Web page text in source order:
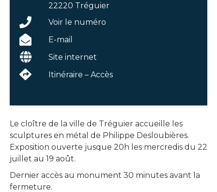
Le cloître de la ville de Tréguier accueille les
sculptures en métal de Philippe Desloubières.
Exposition ouverte jusque 20h les mercredis du 22
juillet au 19 août.
Dernier accès au monument 30 minutes avant la
fermeture.
22220 Tréguier
Voir le numéro
E-mail
Site internet
Itinéraire – Accès